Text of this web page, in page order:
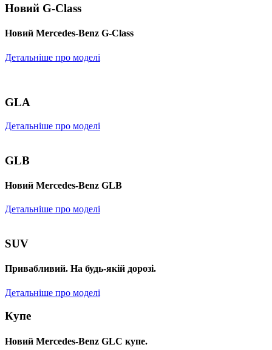
Новий G-Class
Новий Mercedes-Benz G-Class
Детальніше про моделі
GLA
Детальніше про моделі
GLB
Новий Mercedes-Benz GLB
Детальніше про моделі
SUV
Привабливий. На будь-якій дорозі.
Детальніше про моделі
Купе
Новий Mercedes-Benz GLС купе.